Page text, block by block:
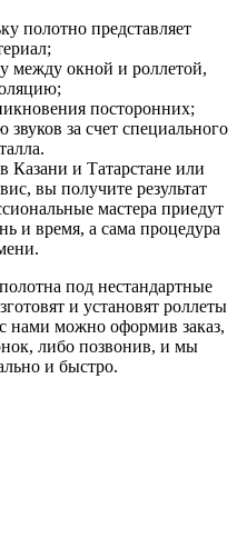
полотно представляет
между окной и роллетой,
посторонних;
за счет специального
Казани и Татарстане или
вы получите результат
мастера приедут
и время, а сама процедура
под нестандартные
и установят роллеты
нами можно оформив заказ,
либо позвонив, и мы
и быстро.